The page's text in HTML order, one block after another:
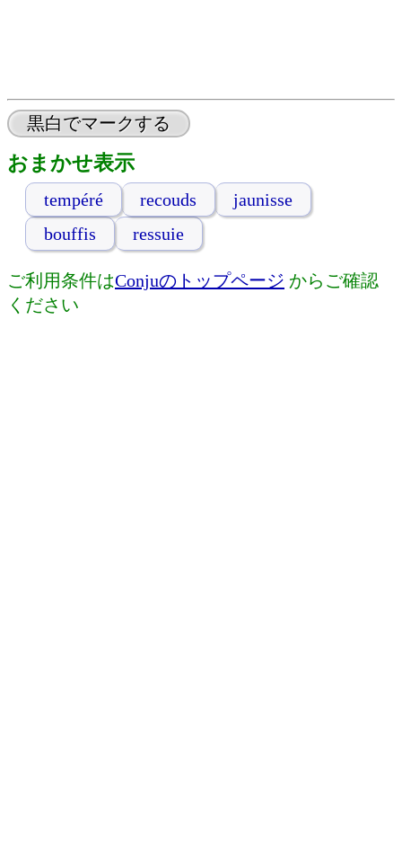
黒白でマークする
おまかせ表示
tempéré recouds
jaunisse
bouffis
ressuie
ご利用条件はConjuのトップページ からご確認
ください